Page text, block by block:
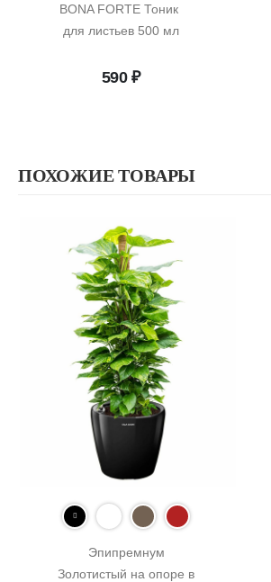
BONA FORTE Тоник
для листьев 500 мл
590₽
ПОХОЖИЕ ТОВАРЫ
Эпипремнум
Золотистый на опоре в